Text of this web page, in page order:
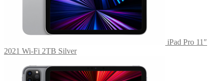
iPad Pro 11″
2021 Wi-Fi 2TB Silver